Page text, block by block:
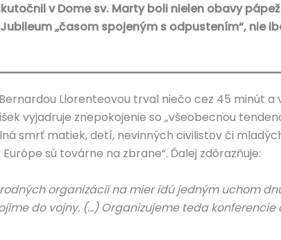
v Dome sv. Marty boli nielen obavy
„časom spojeným s odpustením“, nie
Llorenteovou trval niečo cez 45 minút
vyjadruje znepokojenie so „všeobecnou
smrť matiek, detí, nevinných civilistov či
sú továrne na zbrane“. Ďalej zdôrazňuje:
organizácií na mier idú jedným uchom
do vojny. (…) Organizujeme teda